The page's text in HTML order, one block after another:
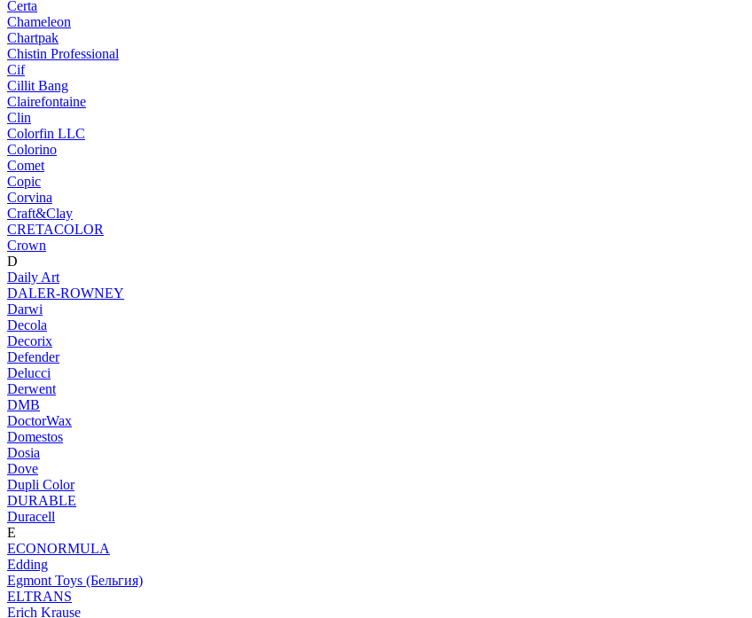
Certa
Chameleon
Chartpak
Chistin Professional
Cif
Cillit Bang
Clairefontaine
Clin
Colorfin LLC
Colorino
Comet
Copic
Corvina
Craft&Clay
CRETACOLOR
Crown
D
Daily Art
DALER-ROWNEY
Darwi
Decola
Decorix
Defender
Delucci
Derwent
DMB
DoctorWax
Domestos
Dosia
Dove
Dupli Color
DURABLE
Duracell
E
ECONORMULA
Edding
Egmont Toys (Бельгия)
ELTRANS
Erich Krause